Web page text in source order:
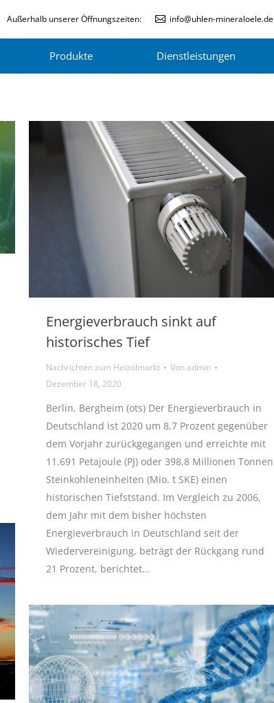
Außerhalb unserer Öffnungszeiten: info@uhlen-mineraloele.de
Produkte Dienstleistungen
Energieverbrauch sinkt auf
historisches Tief
Nachrichten zum Heizölmarkt Vonadmin
Dezember 18, 2020
Berlin, Bergheim (ots) Der Energieverbrauch in
Deutschland ist 2020 um 8,7 Prozent gegenüber
dem Vorjahr zurückgegangen und erreichte mit
11.691 Petajoule (PJ) oder 398,8 Millionen Tonnen
Steinkohleneinheiten (Mio. t SKE) einen
historischen Tiefststand. Im Vergleich zu 2006,
dem Jahr mit dem bisher höchsten
Energieverbrauch in Deutschland seit der
Wiedervereinigung, beträgt der Rückgang rund
21 Prozent, berichtet…